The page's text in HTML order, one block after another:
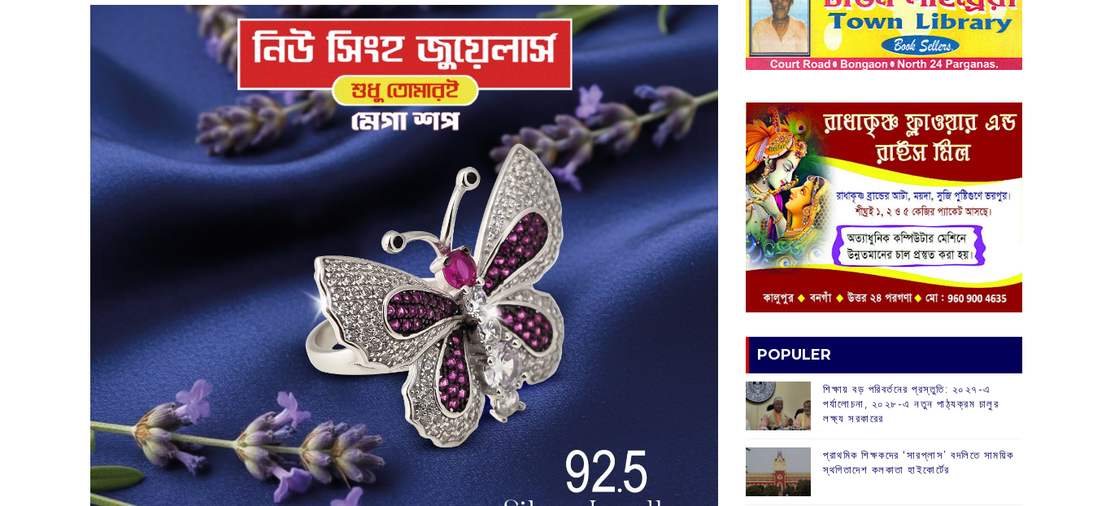
POPULER
শিক্ষায় বড় পরিবর্তনের প্রস্তুতি: ২০২৭-এ
পর্যালোচনা, ২০২৮-এ নতুন পাঠ্যক্রম চালুর
লক্ষ্য সরকারের
প্রাথমিক শিক্ষকদের ‘সারপ্লাস’ বদলিতে সাময়িক
স্থগিতাদেশ কলকাতা হাইকোর্টের